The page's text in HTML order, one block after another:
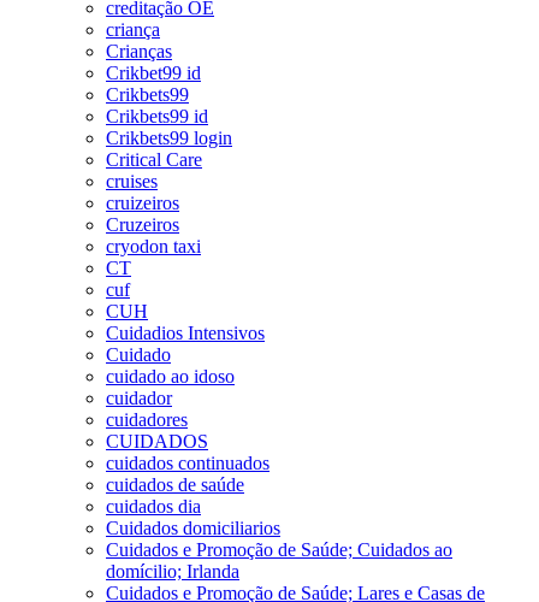
creditação OE
criança
Crianças
Crikbet99 id
Crikbets99
Crikbets99 id
Crikbets99 login
Critical Care
cruises
cruizeiros
Cruzeiros
cryodon taxi
CT
cuf
CUH
Cuidadios Intensivos
Cuidado
cuidado ao idoso
cuidador
cuidadores
CUIDADOS
cuidados continuados
cuidados de saúde
cuidados dia
Cuidados domiciliarios
Cuidados e Promoção de Saúde; Cuidados ao
domícilio; Irlanda
Cuidados e Promoção de Saúde; Lares e Casas de